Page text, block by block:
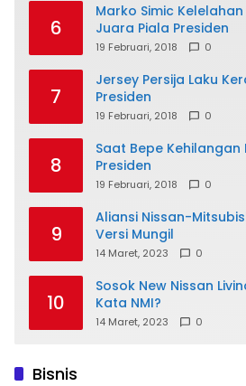
6
Marko Simic
Juara Piala Presiden
19 Februari, 2018 0
7
Jersey Persija Laku
Presiden
19 Februari, 2018 0
8
Saat Bepe
Presiden
19 Februari, 2018 0
9
Aliansi Nissan-
Versi Mungil
14 Maret, 2023 0
10
Sosok New Nissan
Kata NMI?
14 Maret, 2023 0
Bisnis